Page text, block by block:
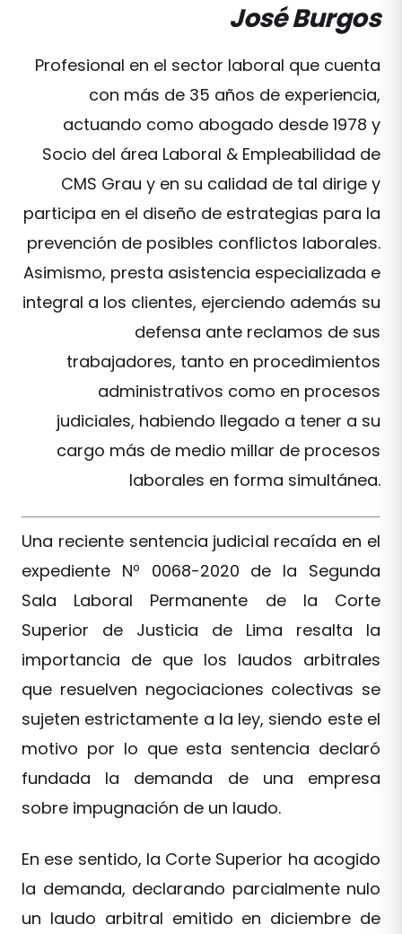
José Burgos
Profesional en el sector laboral que cuenta
con más de 35 años de experiencia,
actuando como abogado desde 1978 y
Socio del área Laboral & Empleabilidad de
CMS Grau y en su calidad de tal dirige y
participa en el diseño de estrategias para la
prevención de posibles conflictos laborales.
Asimismo, presta asistencia especializada e
integral a los clientes, ejerciendo además su
defensa ante reclamos de sus
trabajadores, tanto en procedimientos
administrativos como en procesos
judiciales, habiendo llegado a tener a su
cargo más de medio millar de procesos
laborales en forma simultánea.
Una reciente sentencia judicial recaída en el
expediente Nº 0068-2020 de la Segunda
Sala Laboral Permanente de la Corte
Superior de Justicia de Lima resalta la
importancia de que los laudos arbitrales
que resuelven negociaciones colectivas se
sujeten estrictamente a la ley, siendo este el
motivo por lo que esta sentencia declaró
fundada la demanda de una empresa
sobre impugnación de un laudo.
En ese sentido, la Corte Superior ha acogido
la demanda, declarando parcialmente nulo
un laudo arbitral emitido en diciembre de